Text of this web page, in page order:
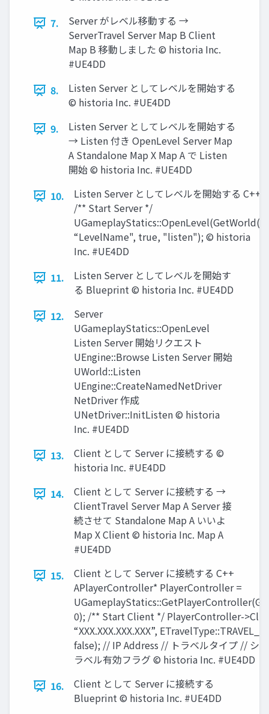
7.
Server がレベル移動する →
ServerTravel Server Map B Client
Map B 移動しました © historia Inc.
#UE4DD
8.
Listen Server としてレベルを開始する
© historia Inc. #UE4DD
9.
Listen Server としてレベルを開始する
→ Listen 付き OpenLevel Server Map
A Standalone Map X Map A で Listen
開始 © historia Inc. #UE4DD
10.
Listen Server としてレベルを開始する C++
/** Start Server */
UGameplayStatics::OpenLevel(GetWorld(),
“LevelName", true, "listen"); © historia
Inc. #UE4DD
11.
Listen Server としてレベルを開始す
る Blueprint © historia Inc. #UE4DD
12.
Server
UGameplayStatics::OpenLevel
Listen Server 開始リクエスト
UEngine::Browse Listen Server 開始
UWorld::Listen
UEngine::CreateNamedNetDriver
NetDriver 作成
UNetDriver::InitListen © historia
Inc. #UE4DD
13.
Client として Server に接続する ©
historia Inc. #UE4DD
14.
Client として Server に接続する →
ClientTravel Server Map A Server 接
続させて Standalone Map A いいよ
Map X Client © historia Inc. Map A
#UE4DD
15.
Client として Server に接続する C++
APlayerController* PlayerController =
0); /** Start Client */ PlayerController-
“XXX.XXX.XXX.XXX”,
false); // IP Address // トラベルタイプ // シ
ラベル有効フラグ © historia Inc. #UE4DD
16.
Client として Server に接続する
Blueprint © historia Inc. #UE4DD